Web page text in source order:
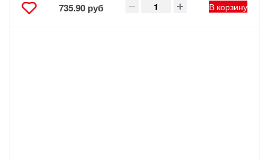
735.90 руб В корзину